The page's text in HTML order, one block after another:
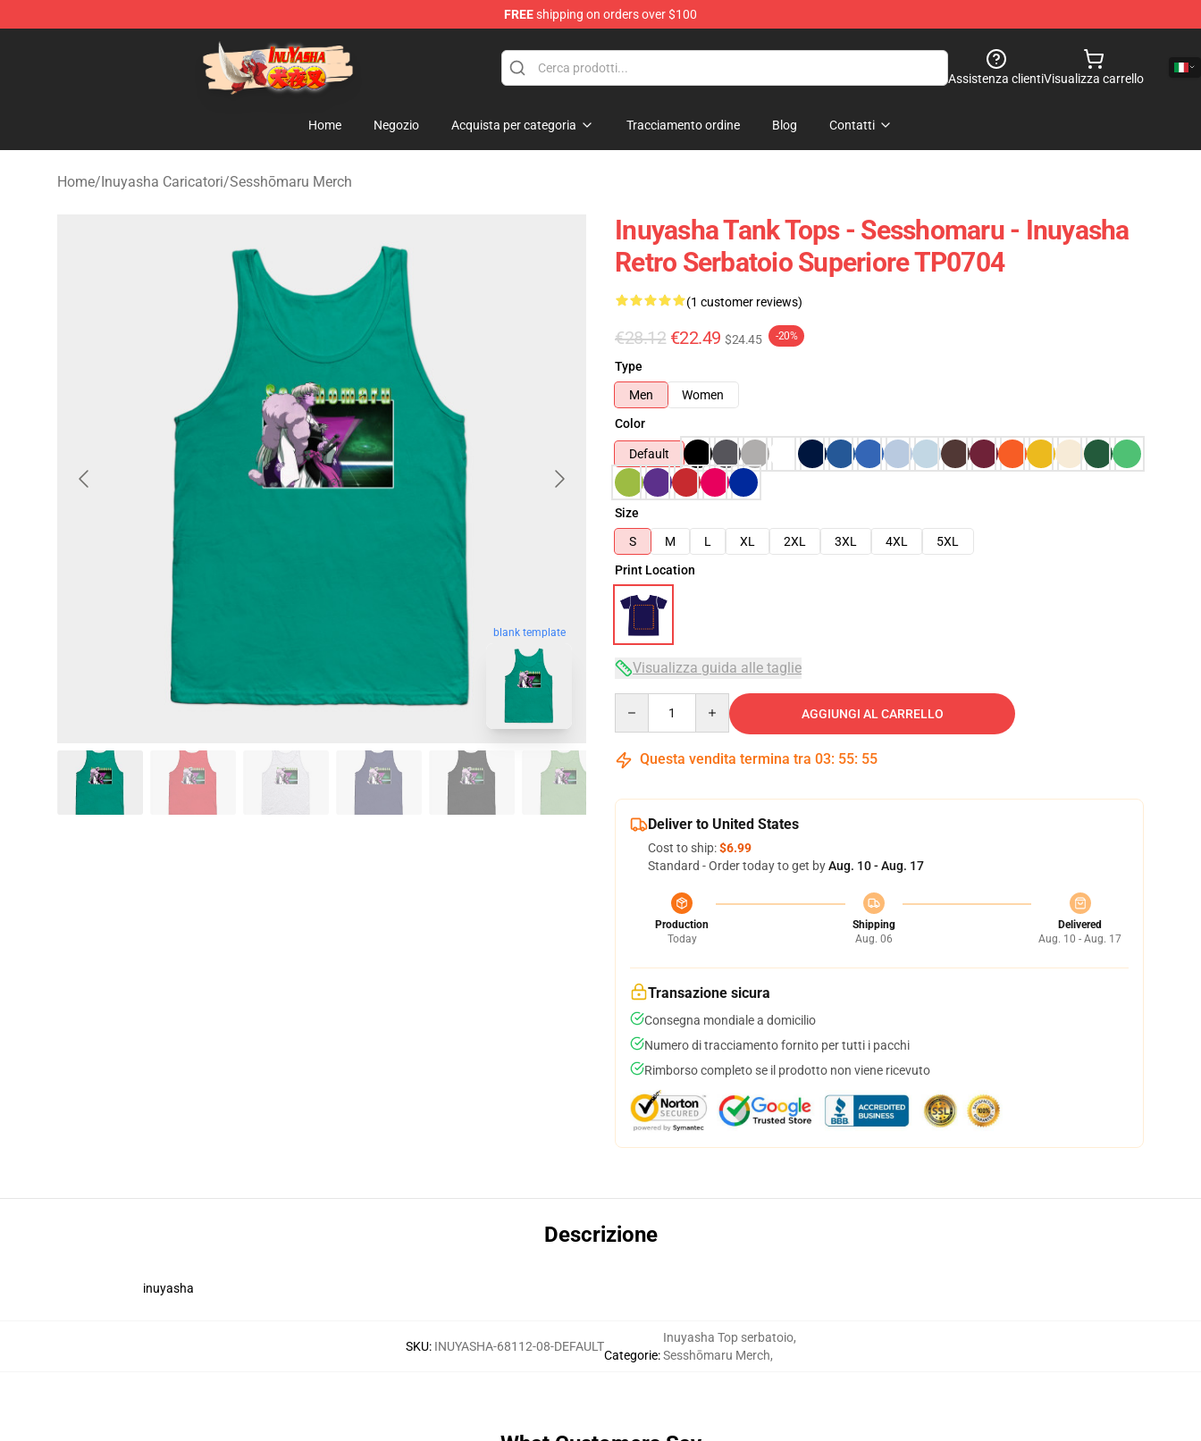
FREEshipping on orders over $100
Inuyasha Store - Official Inuyasha Merchandise Shop
Assistenza clientiVisualizza carrello
Home Negozio Acquista per categoria Tracciamento ordine Blog Contatti
Home/Inuyasha Caricatori/Sesshōmaru Merch
blank template
Inuyasha Tank Tops - Sesshomaru - Inuyasha
Retro Serbatoio Superiore TP0704
(1 customer reviews)
€28.12 €22.49 $24.45 -20%
Type
Men
Women
Color
Default
Size
S
M L XL 2XL 3XL 4XL
5XL
Print Location
Visualizza guida alle taglie
AGGIUNGI AL CARRELLO
Questa vendita termina tra 03: 55: 54
Deliver to United States
Cost to ship:$6.99
Standard - Order today to get byAug. 10 - Aug. 17
Production
Today
Shipping
Aug. 06
Delivered
Aug. 10 - Aug. 17
Transazione sicura
Consegna mondiale a domicilio
Numero di tracciamento fornito per tutti i pacchi
Rimborso completo se il prodotto non viene ricevuto
Descrizione
inuyasha
SKU: INUYASHA-68112-08-DEFAULT
Categorie:
Inuyasha Top serbatoio,
Sesshōmaru Merch,